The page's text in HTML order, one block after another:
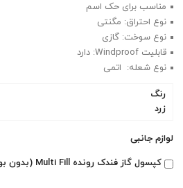
مناسب برای حک اسم
نوع احتراق: مگنتی
نوع سوخت: گازی
قابلیت Windproof: دارد
نوع شعله: اتمی
رنگ
زرد
لوازم جانبی
کپسول گاز فندک رونده Multi Fill (بدون بو 125ml)